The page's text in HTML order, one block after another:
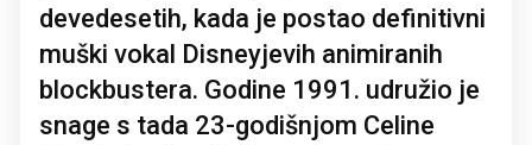
devedesetih, kada je postao definitivni
muški vokal Disneyjevih animiranih
blockbustera. Godine 1991. udružio je
snage s tada 23-godišnjom Celine